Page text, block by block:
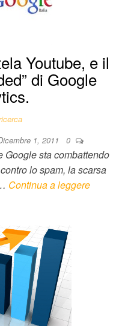
Youtube, e il
di Google
1, 2011 0
Google sta combattendo
lo spam, la scarsa
Continua a leggere